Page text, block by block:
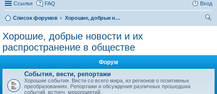
Ссылки FAQ Вход
Список форумов
Хорошие, добрые новости и их распространение в обществе
Хорошие, добрые новости и их
распространение в обществе
Форум
События, вести, репортажи
Хорошие события. Вести со всего мира, из регионов о позитивных
преобразованиях. Репортажи и обсуждения различных прошедших
событий, встреч, мероприятий.